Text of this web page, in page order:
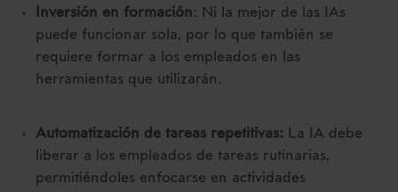
Inversión en formación: Ni la mejor de las IAs
puede funcionar sola, por lo que también se
requiere formar a los empleados en las
herramientas que utilizarán.
Automatización de tareas repetitivas: La IA debe
liberar a los empleados de tareas rutinarias,
permitiéndoles enfocarse en actividades